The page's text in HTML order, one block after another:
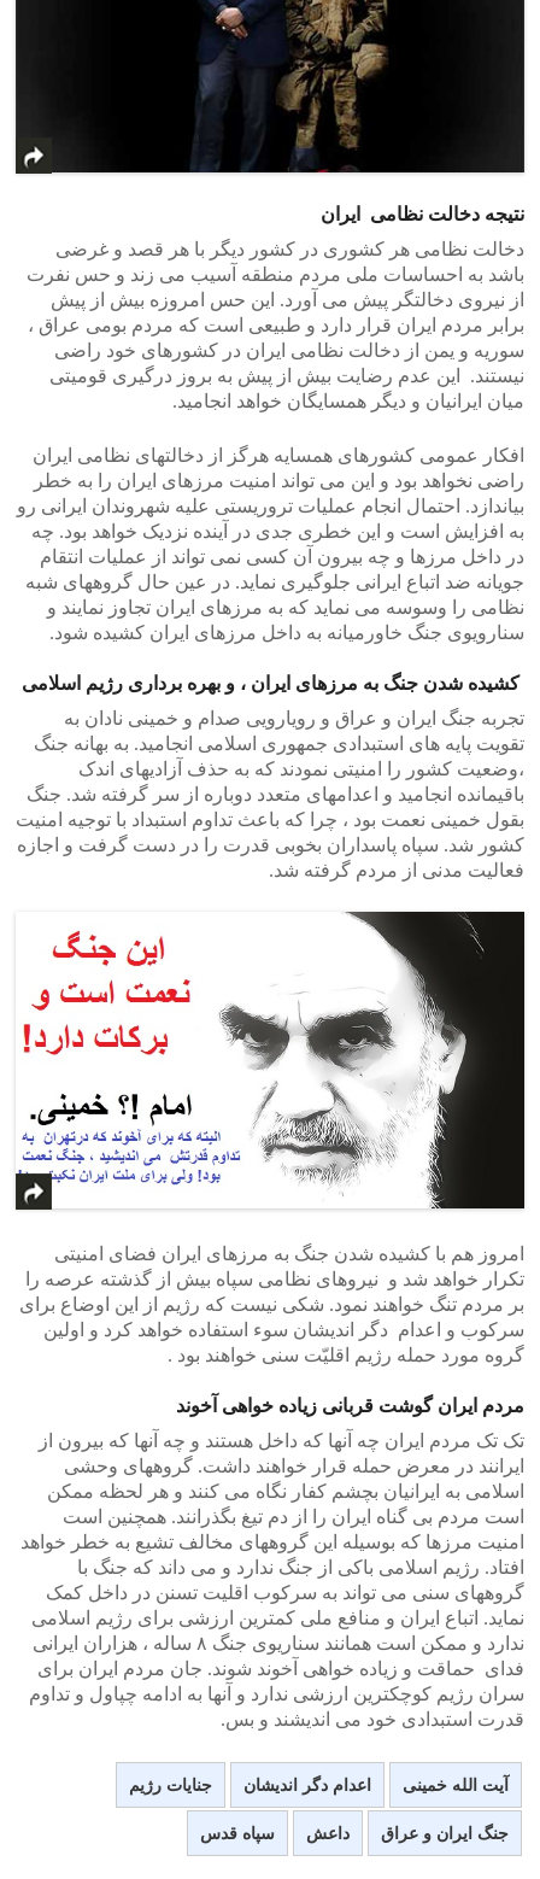
نتیجه دخالت نظامی ایران
دخالت نظامی هر کشوری در کشور دیگر با هر قصد و غرضی
باشد به احساسات ملی مردم منطقه آسیب می زند و حس نفرت
از نیروی دخالتگر پیش می آورد. این حس امروزه بیش از پیش
برابر مردم ایران قرار دارد و طبیعی است که مردم بومی عراق ،
سوریه و یمن از دخالت نظامی ایران در کشورهای خود راضی
نیستند. این عدم رضایت بیش از پیش به بروز درگیری قومیتی
میان ایرانیان و دیگر همسایگان خواهد انجامید.
افکار عمومی کشورهای همسایه هرگز از دخالتهای نظامی ایران
راضی نخواهد بود و این می تواند امنیت مرزهای ایران را به خطر
بیاندازد. احتمال انجام عملیات تروریستی علیه شهروندان ایرانی رو
به افزایش است و این خطری جدی در آینده نزدیک خواهد بود. چه
در داخل مرزها و چه بیرون آن کسی نمی تواند از عملیات انتقام
جویانه ضد اتباع ایرانی جلوگیری نماید. در عین حال گروههای شبه
نظامی را وسوسه می نماید که به مرزهای ایران تجاوز نمایند و
سنارویوی جنگ خاورمیانه به داخل مرزهای ایران کشیده شود.
کشیده شدن جنگ به مرزهای ایران ، و بهره برداری رژیم اسلامی
تجربه جنگ ایران و عراق و رویارویی صدام و خمینی نادان به
تقویت پایه های استبدادی جمهوری اسلامی انجامید. به بهانه جنگ
،وضعیت کشور را امنیتی نمودند که به حذف آزادیهای اندک
باقیمانده انجامید و اعدامهای متعدد دوباره از سر گرفته شد. جنگ
بقول خمینی نعمت بود ، چرا که باعث تداوم استبداد با توجیه امنیت
کشور شد. سپاه پاسداران بخوبی قدرت را در دست گرفت و اجازه
فعالیت مدنی از مردم گرفته شد.
امروز هم با کشیده شدن جنگ به مرزهای ایران فضای امنیتی
تکرار خواهد شد و نیروهای نظامی سپاه بیش از گذشته عرصه را
بر مردم تنگ خواهند نمود. شکی نیست که رژیم از این اوضاع برای
سرکوب و اعدام دگر اندیشان سوء استفاده خواهد کرد و اولین
گروه مورد حمله رژیم اقلیّت سنی خواهند بود .
مردم ایران گوشت قربانی زیاده خواهی آخوند
تک تک مردم ایران چه آنها که داخل هستند و چه آنها که بیرون از
ایرانند در معرض حمله قرار خواهند داشت. گروههای وحشی
اسلامی به ایرانیان بچشم کفار نگاه می کنند و هر لحظه ممکن
است مردم بی گناه ایران را از دم تیغ بگذرانند. همچنین است
امنیت مرزها که بوسیله این گروههای مخالف تشیع به خطر خواهد
افتاد. رژیم اسلامی باکی از جنگ ندارد و می داند که جنگ با
گروههای سنی می تواند به سرکوب اقلیت تسنن در داخل کمک
نماید. اتباع ایران و منافع ملی کمترین ارزشی برای رژیم اسلامی
ندارد و ممکن است همانند سناریوی جنگ ۸ ساله ، هزاران ایرانی
فدای حماقت و زیاده خواهی آخوند شوند. جان مردم ایران برای
سران رژیم کوچکترین ارزشی ندارد و آنها به ادامه چپاول و تداوم
قدرت استبدادی خود می اندیشند و بس.
آیت الله خمینی اعدام دگر اندیشان جنایات رژیم
جنگ ایران و عراق داعش سپاه قدس